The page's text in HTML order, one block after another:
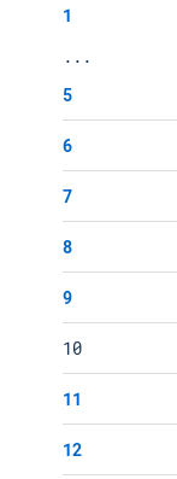
1
...
5
6
7
8
9
10
11
12